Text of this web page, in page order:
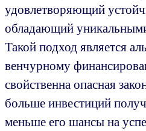
удовлетворяющий
обладающий
Такой подход является
венчурному
свойственна опасная
больше инвестиций
меньше его шансы на